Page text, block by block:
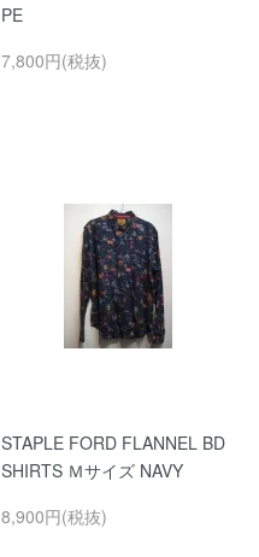
PE
7,800円(税抜)
STAPLE FORD FLANNEL BD
SHIRTS Ｍサイズ NAVY
8,900円(税抜)